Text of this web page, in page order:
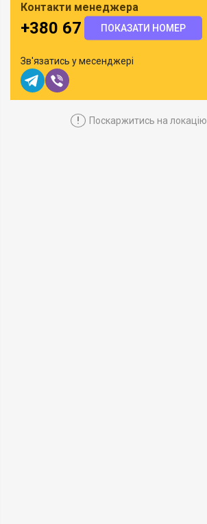
Контакти менеджера
+380 67 201 9907
ПОКАЗАТИ НОМЕР
Зв'язатись у месенджері
! Поскаржитись на локацію